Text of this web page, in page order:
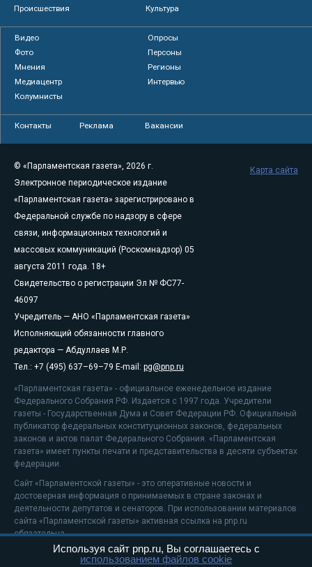
Происшествия
Культура
Видео
Опросы
Фото
Персоны
Мнения
Регионы
Медиацентр
Интервью
Колумнисты
Контакты Реклама Вакансии
© «Парламентская газета», 2026 г.
Электронное периодическое издание
«Парламентская газета» зарегистрировано в
Федеральной службе по надзору в сфере
связи, информационных технологий и
массовых коммуникаций (Роскомнадзор) 05
августа 2011 года. 18+
Свидетельство о регистрации Эл № ФС77-
46097
Учредитель — АНО «Парламентская газета»
Исполняющий обязанности главного
редактора — Абдуллаев М.Р.
Тел.: +7 (495) 637–69–79 E-mail: pg@pnp.ru
«Парламентская газета» - официальное еженедельное издание
Федерального Собрания РФ. Издается с 1997 года. Учредители
газеты - Государственная Дума и Совет Федерации РФ. Официальный
публикатор федеральных конституционных законов, федеральных
законов и актов палат Федерального Собрания. «Парламентская
газета» имеет пункты печати и представительства в десяти субъектах
федерации.
Сайт «Парламентской газеты» - это оперативные новости и
достоверная информация о принимаемых в стране законах и
деятельности депутатов и сенаторов. При использовании материалов
сайта «Парламентской газеты» активная ссылка на pnp.ru
обязательна.
На информационном ресурсе применяютсярекомендательные
Карта сайта
Используя сайт pnp.ru, Вы соглашаетесь с
использованием файлов cookie